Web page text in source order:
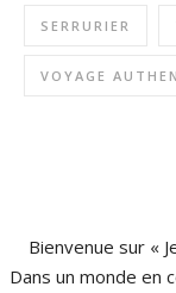
SERRURIER
VOYAGE
Bienvenue sur «
Dans un monde en